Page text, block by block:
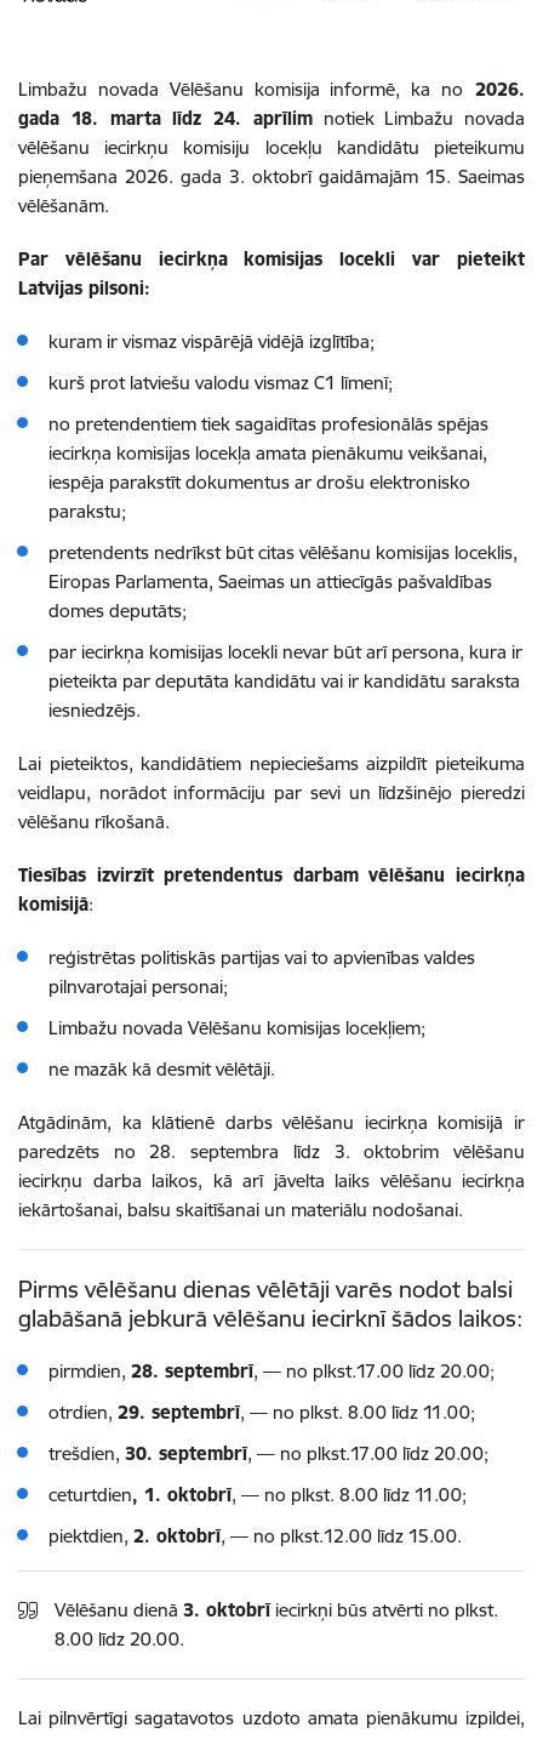
Limbažu novada Vēlēšanu komisija informē, ka no 2026.
gada 18. marta līdz 24. aprīlimnotiek Limbažu novada
vēlēšanu iecirkņu komisiju locekļu kandidātu pieteikumu
pieņemšana 2026. gada 3. oktobrī gaidāmajām 15. Saeimas
vēlēšanām.
Par vēlēšanu iecirkņa komisijas locekli var pieteikt
Latvijas pilsoni:
kuram ir vismaz vispārējā vidējā izglītība;
kurš prot latviešu valodu vismaz C1 līmenī;
no pretendentiem tiek sagaidītas profesionālās spējas
iecirkņa komisijas locekļa amata pienākumu veikšanai,
iespēja parakstīt dokumentus ar drošu elektronisko
parakstu;
pretendents nedrīkst būt citas vēlēšanu komisijas loceklis,
Eiropas Parlamenta, Saeimas un attiecīgās pašvaldības
domes deputāts;
par iecirkņa komisijas locekli nevar būt arī persona, kura ir
pieteikta par deputāta kandidātu vai ir kandidātu saraksta
iesniedzējs.
Lai pieteiktos, kandidātiem nepieciešams aizpildīt pieteikuma
veidlapu, norādot informāciju par sevi un līdzšinējo pieredzi
vēlēšanu rīkošanā.
Tiesības izvirzīt pretendentus darbam vēlēšanu iecirkņa
komisijā:
reģistrētas politiskās partijas vai to apvienības valdes
pilnvarotajai personai;
Limbažu novada Vēlēšanu komisijas locekļiem;
ne mazāk kā desmit vēlētāji.
Atgādinām, ka klātienē darbs vēlēšanu iecirkņa komisijā ir
paredzēts no 28. septembra līdz 3. oktobrim vēlēšanu
iecirkņu darba laikos, kā arī jāvelta laiks vēlēšanu iecirkņa
iekārtošanai, balsu skaitīšanai un materiālu nodošanai.
Pirms vēlēšanu dienas vēlētāji varēs nodot balsi
glabāšanā jebkurā vēlēšanu iecirknī šādos laikos:
pirmdien, 28. septembrī, — no plkst.17.00 līdz 20.00;
otrdien, 29. septembrī, — no plkst. 8.00 līdz 11.00;
trešdien, 30. septembrī, — no plkst.17.00 līdz 20.00;
ceturtdien, 1. oktobrī, — no plkst. 8.00 līdz 11.00;
piektdien, 2. oktobrī, — no plkst.12.00 līdz 15.00.
Vēlēšanu dienā 3. oktobrīiecirkņi būs atvērti no plkst.
8.00 līdz 20.00.
Lai pilnvērtīgi sagatavotos uzdoto amata pienākumu izpildei,